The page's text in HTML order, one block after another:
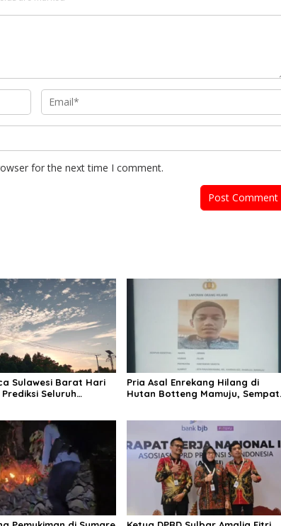
for the next time I comment.
Sulawesi Barat Hari
Prediksi Seluruh
Pria Asal Enrekang Hilang di
Hutan Botteng Mamuju, Sempat